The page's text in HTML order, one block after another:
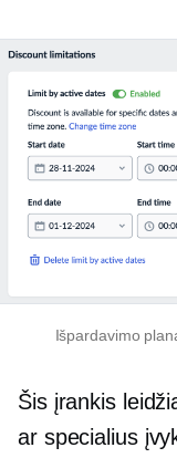
Išpardavimo
Šis įrankis
ar specialius